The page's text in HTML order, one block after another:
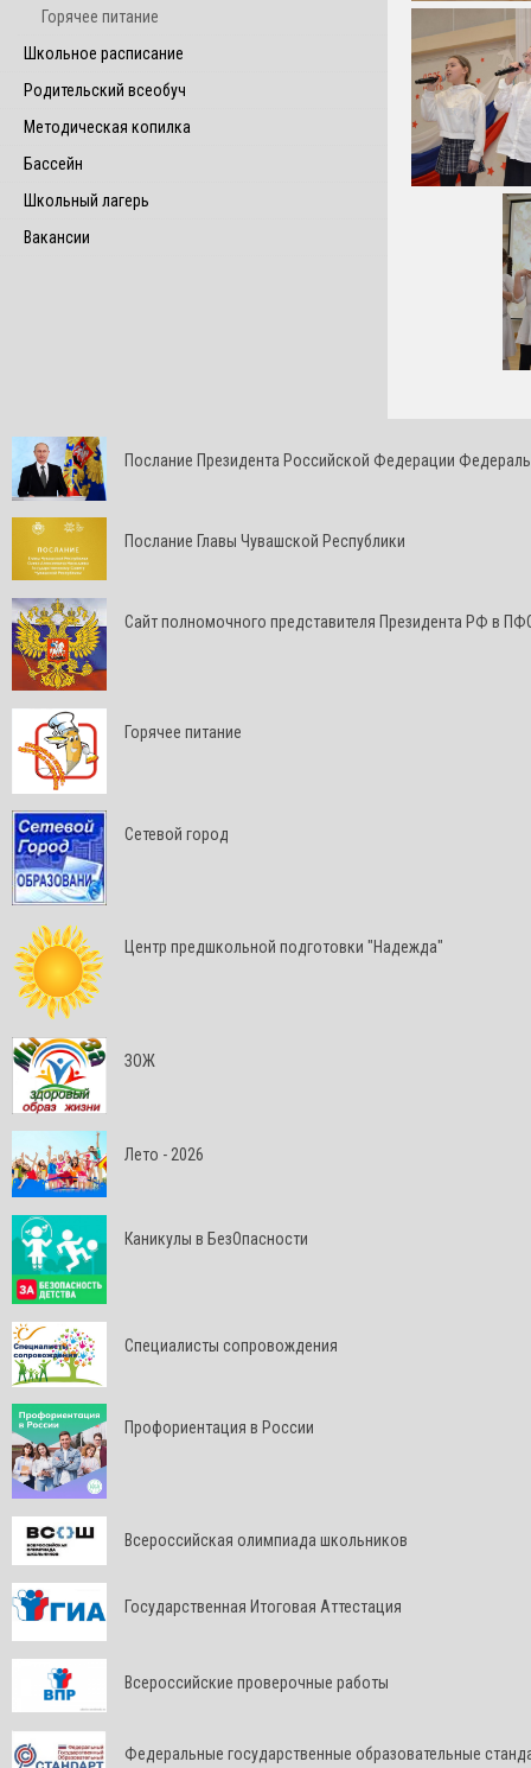
Горячее питание
Школьное расписание
Родительский всеобуч
Методическая копилка
Бассейн
Школьный лагерь
Вакансии
Послание Президента Российской Федерации
Послание Главы Чувашской Республики
Cайт полномочного представителя Президента РФ в
Горячее питание
Сетевой город
Центр предшкольной подготовки "Надежда"
ЗОЖ
Лето - 2026
Каникулы в БезОпасности
Специалисты сопровождения
Профориентация в России
Всероссийская олимпиада школьников
Государственная Итоговая Аттестация
Всероссийские проверочные работы
Федеральные государственные образовательные